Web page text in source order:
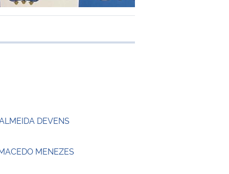
transferência
DEVENS
MENEZES